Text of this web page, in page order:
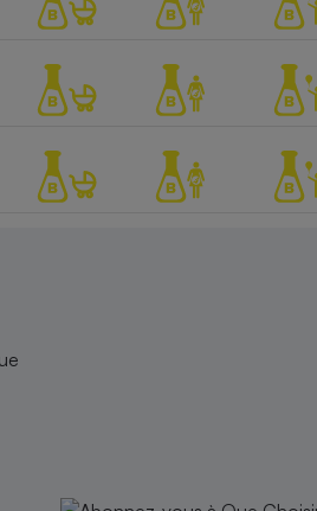
Appareil photo
numérique
Électricité - Gaz